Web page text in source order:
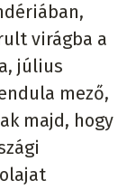
virágba a
július
mező,
majd, hogy